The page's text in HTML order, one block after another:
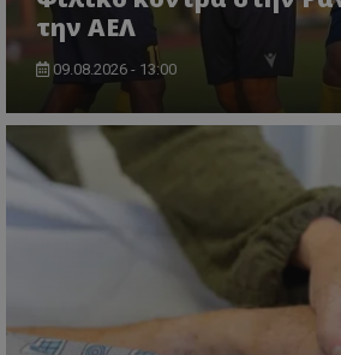
την ΑΕΛ
09.08.2026 - 13:00